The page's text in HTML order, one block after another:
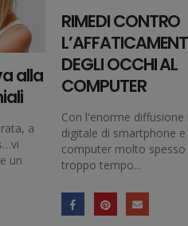
alla
a
un
RIMEDI CONTRO
DEGLI OCCHI AL
COMPUTER
Con l'enorme diffusione
digitale di smartphone e
computer molto
troppo tempo...